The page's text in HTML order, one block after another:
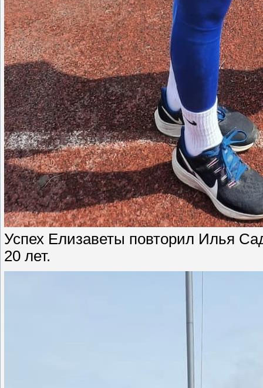
Успех Елизаветы повторил Илья
20 лет.